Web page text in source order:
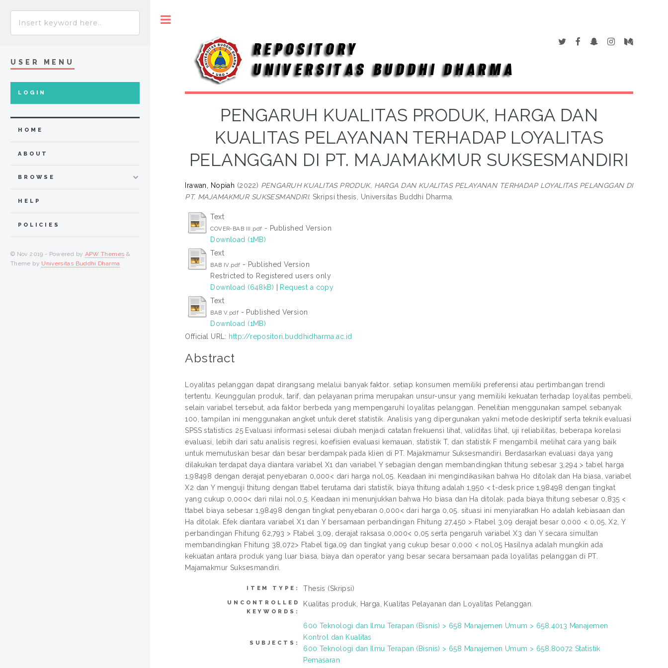
PENGARUH KUALITAS PRODUK, HARGA DAN
KUALITAS PELAYANAN TERHADAP LOYALITAS
PELANGGAN DI PT. MAJAMAKMUR SUKSESMANDIRI
Irawan, Nopiah (2022) PENGARUH KUALITAS PRODUK, HARGA DAN KUALITAS PELAYANAN TERHADAP LOYALITAS PELANGGAN DI
PT. MAJAMAKMUR SUKSESMANDIRI. Skripsi thesis, Universitas Buddhi Dharma.
Text
COVER-BAB III.pdf - Published Version
Download (1MB)
Text
BAB IV.pdf - Published Version
Restricted to Registered users only
Download (648kB) | Request a copy
Text
BAB V.pdf - Published Version
Download (1MB)
Official URL: http://repositori.buddhidharma.ac.id
Abstract
Loyalitas pelanggan dapat dirangsang melalui banyak faktor. setiap konsumen memiliki preferensi atau pertimbangan trendi
tertentu. Keunggulan produk, tarif, dan pelayanan prima merupakan unsur-unsur yang memiliki kekuatan terhadap loyalitas pembeli,
selain variabel tersebut, ada faktor berbeda yang mempengaruhi loyalitas pelanggan. Penelitian menggunakan sampel sebanyak
100, tampilan ini menggunakan angket untuk deret statistik. Analisis yang dipergunakan yakni metode deskriptif serta teknik evaluasi
SPSS statistics 25 Evaluasi informasi selesai diubah menjadi catatan frekuensi lihat, validitas lihat, uji reliabilitas, beberapa korelasi
evaluasi, lebih dari satu analisis regresi, koefisien evaluasi kemauan, statistik T, dan statistik F mengambil melihat cara yang baik
untuk memutuskan besar dan besar berdampak pada klien di PT. Majakmamur Suksesmandiri. Berdasarkan evaluasi daya yang
dilakukan terdapat daya diantara variabel X1 dan variabel Y sebagian dengan membandingkan thitung sebesar 3,294 > tabel harga
1,98498 dengan derajat penyebaran 0,000< dari harga nol,05. Keadaan ini mengindikasikan bahwa Ho ditolak dan Ha biasa, variabel
X2 dan Y menguji thitung dengan ttabel terutama dari statistik, biaya thitung adalah 1,950 < t-desk price 1,98498 dengan tingkat
yang cukup 0,000< dari nilai nol.0,5. Keadaan ini menunjukkan bahwa Ho biasa dan Ha ditolak. pada biaya thitung sebesar 0,835 <
ttabel biaya sebesar 1,98498 dengan tingkat penyebaran 0,000< dari harga 0,05. situasi ini menyiaratkan Ho adalah kebiasaan dan
Ha ditolak. Efek diantara variabel X1 dan Y bersamaan perbandingan Fhitung 27,450 > Ftabel 3,09 derajat besar 0,000 < 0,05, X2, Y
perbandingan Fhitung 62,793 > Ftabel 3,09, derajat raksasa 0,000< 0,05 serta pengaruh variabel X3 dan Y secara simultan
membandingkan Fhitung 38,072> Ftabel tiga,09 dan tingkat yang cukup besar 0,000 < nol,05 Hasilnya adalah mungkin ada
kekuatan antara produk yang luar biasa, biaya dan operator yang besar secara bersamaan pada loyalitas pelanggan di PT.
Majamakmur Suksesmandiri.
ITEM TYPE: Thesis (Skripsi)
UNCONTROLLED
KEYWORDS:
Kualitas produk, Harga, Kualitas Pelayanan dan Loyalitas Pelanggan.
SUBJECTS:
600 Teknologi dan Ilmu Terapan (Bisnis) > 658 Manajemen Umum > 658.4013 Manajemen
Kontrol dan Kualitas
600 Teknologi dan Ilmu Terapan (Bisnis) > 658 Manajemen Umum > 658.80072 Statistik
Pemasaran
USER MENU
LOGIN
HOME
ABOUT
BROWSE
HELP
POLICIES
© Nov 2019 - Powered by APW Themes &
Theme by Universitas Buddhi Dharma